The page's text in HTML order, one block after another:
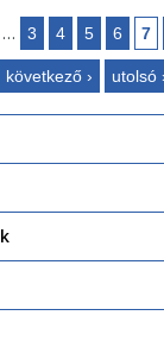
… 3 4 5 6 7
következő › utolsó